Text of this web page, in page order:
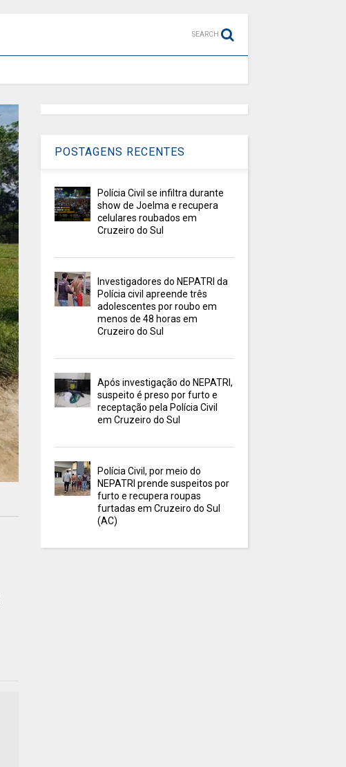
SEARCH
POSTAGENS RECENTES
Polícia Civil se infiltra durante
show de Joelma e recupera
celulares roubados em
Cruzeiro do Sul
Investigadores do NEPATRI da
Polícia civil apreende três
adolescentes por roubo em
menos de 48 horas em
Cruzeiro do Sul
Após investigação do NEPATRI,
suspeito é preso por furto e
receptação pela Polícia Civil
em Cruzeiro do Sul
Polícia Civil, por meio do
NEPATRI prende suspeitos por
furto e recupera roupas
furtadas em Cruzeiro do Sul
(AC)